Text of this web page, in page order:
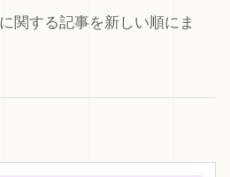
関する記事を新しい順にま